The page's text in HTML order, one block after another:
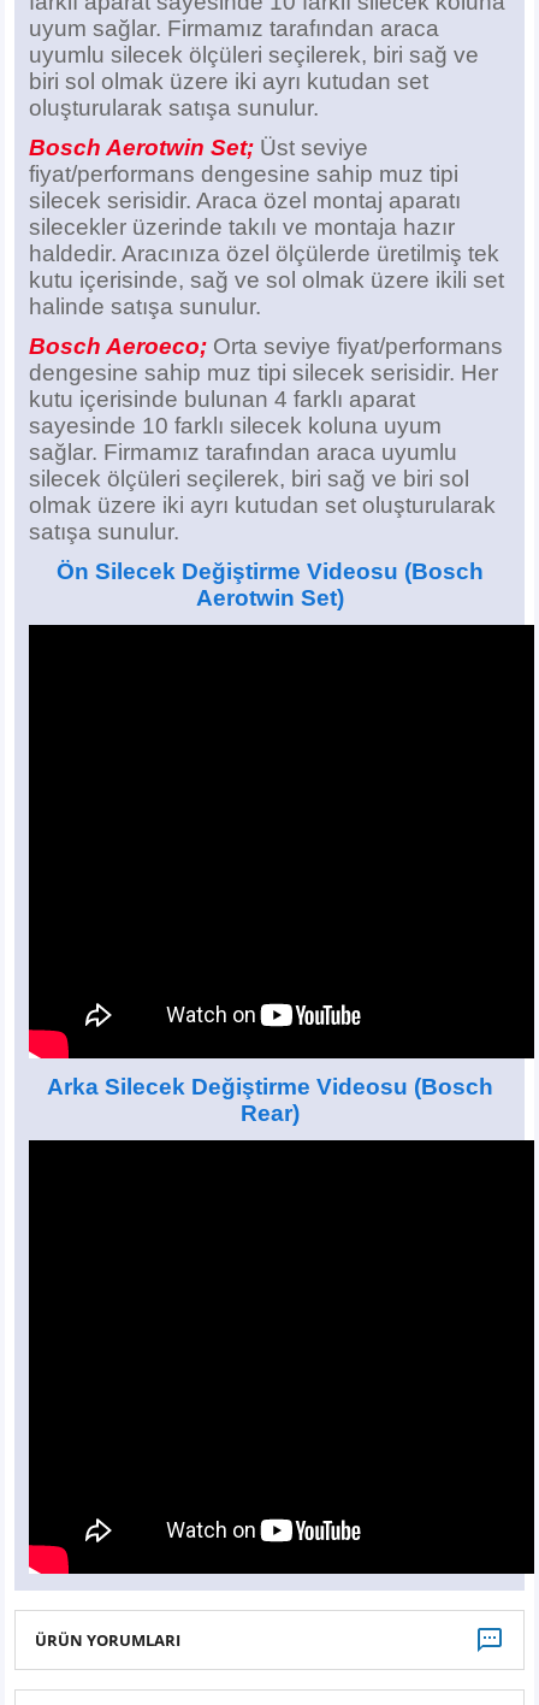
uyum sağlar. Firmamız tarafından araca
uyumlu silecek ölçüleri seçilerek, biri sağ ve
biri sol olmak üzere iki ayrı kutudan set
oluşturularak satışa sunulur.
Bosch Aerotwin Set; Üst seviye
fiyat/performans dengesine sahip muz tipi
silecek serisidir. Araca özel montaj aparatı
silecekler üzerinde takılı ve montaja hazır
haldedir. Aracınıza özel ölçülerde üretilmiş tek
kutu içerisinde, sağ ve sol olmak üzere ikili set
halinde satışa sunulur.
Bosch Aeroeco; Orta seviye fiyat/performans
dengesine sahip muz tipi silecek serisidir. Her
kutu içerisinde bulunan 4 farklı aparat
sayesinde 10 farklı silecek koluna uyum
sağlar. Firmamız tarafından araca uyumlu
silecek ölçüleri seçilerek, biri sağ ve biri sol
olmak üzere iki ayrı kutudan set oluşturularak
satışa sunulur.
Ön Silecek Değiştirme Videosu (Bosch
Aerotwin Set)
Arka Silecek Değiştirme Videosu (Bosch
Rear)
ÜRÜN YORUMLARI